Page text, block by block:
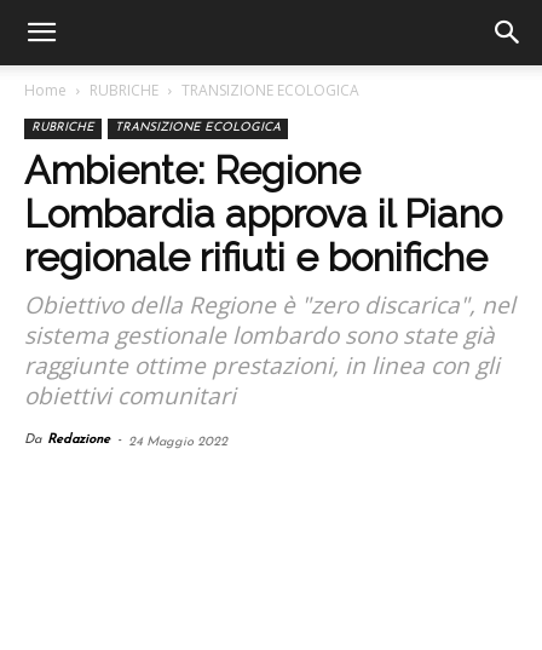
Home RUBRICHE TRANSIZIONE ECOLOGICA
RUBRICHE TRANSIZIONE ECOLOGICA
Ambiente: Regione
Lombardia approva il Piano
regionale rifiuti e bonifiche
Obiettivo della Regione è "zero discarica", nel
sistema gestionale lombardo sono state già
raggiunte ottime prestazioni, in linea con gli
obiettivi comunitari
Da Redazione - 24 Maggio 2022